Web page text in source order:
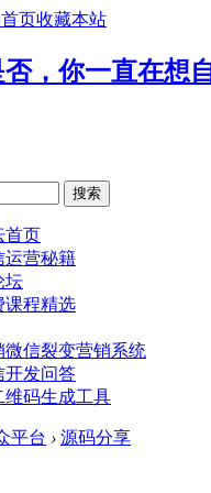
页收藏本站
，你一直在想
搜索
首页
运营秘籍
坛
课程精选
微信裂变营销系统
开发问答
维码生成工具
平台 › 源码分享